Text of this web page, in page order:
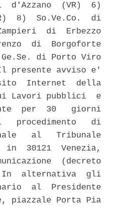
d'Azzano  (VR)  6)
8)  So.Ve.Co.  di
di  Erbezzo
di  Borgoforte
di Porto Viro
presente avviso e'
sito  Internet  della
Lavori pubblici  e
per  30   giorni
procedimento   di
al   Tribunale
30121  Venezia,
(decreto
In  alternativa  gli
al  Presidente
piazzale Porta Pia